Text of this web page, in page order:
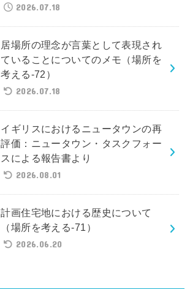
2026.07.18
居場所の理念が言葉として表現され
ていることについてのメモ（場所を
考える-72）
2026.07.18
イギリスにおけるニュータウンの再
評価：ニュータウン・タスクフォー
スによる報告書より
2026.08.01
計画住宅地における歴史について
（場所を考える-71）
2026.06.20